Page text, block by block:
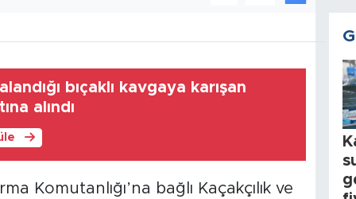
bıçaklı kavgaya karışan
alındı
Komutanlığı’na bağlı Kaçakçılık ve